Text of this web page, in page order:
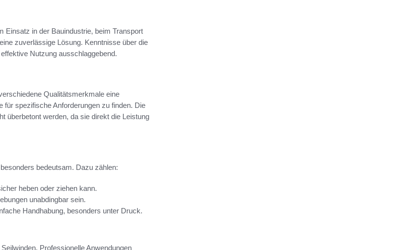
Einsatz in der Bauindustrie, beim Transport
zuverlässige Lösung. Kenntnisse über die
Nutzung ausschlaggebend.
Qualitätsmerkmale eine
für spezifische Anforderungen zu finden. Die
überbetont werden, da sie direkt die Leistung
bedeutsam. Dazu zählen:
heben oder ziehen kann.
unabdingbar sein.
Handhabung, besonders unter Druck.
Professionelle Anwendungen